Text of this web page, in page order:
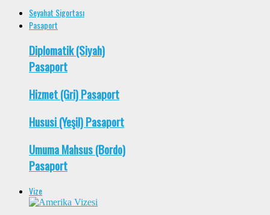
Seyahat Sigortası
Pasaport
Diplomatik (Siyah)
Pasaport
Hizmet (Gri) Pasaport
Hususi (Yeşil) Pasaport
Umuma Mahsus (Bordo)
Pasaport
Vize